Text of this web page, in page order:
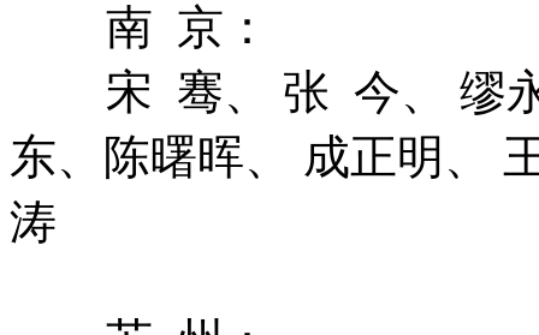
南 京：
宋 骞、 张 今、 缪
东、陈曙晖、 成正明、
涛